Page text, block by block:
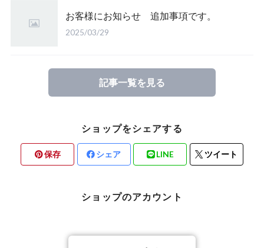
お客様にお知らせ 追加事項です。
2025/03/29
記事一覧を見る
ショップをシェアする
保存 シェア LINE ツイート
ショップのアカウント